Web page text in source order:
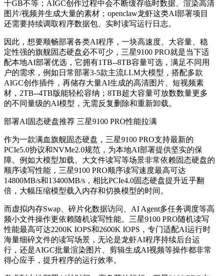
十GB不等；AIGC创作过程中会不断缓存临时数据、渲染高清
图片/视频并生成大量的素材；openclaw龙虾这类AI部署项目
还需要持续调取程序数据包、实时读写运行日志。
因此，想要顺畅部署各类AI程序，一块高速度、大容量、稳
定性强的旗舰固态硬盘必不可少，三星9100 PRO就是当下适
配本地AI部署优选，它拥有1TB--8TB容量可选，满足不同用
户的需求，例如日常部署3-5款主流LLM大模型，搭配多款
AIGC创作插件，再储存大量AI生成的高清图片、短视频素
材，2TB--4TB版能轻松容纳；8TB超大容量可放数数量更多
的不同量级的AI模型，无需反复删除和重新卸载。
部署AI固态硬盘推荐 三星9100 PRO性能拉满
作为一款满血旗舰固态硬盘，三星9100 PRO支持最新的
PCIe5.0协议和NVMe2.0规范，为本地AI部署提供坚实的保
障。例如大模型加载、大文件读写等场景非常依赖固态硬盘的
顺序读写性能，三星9100 PRO顺序读写速度最高可达
14800MB/s和13400MB/s，相比PCIe4.0固态硬盘提升近乎翻
倍，大幅压缩模型载入内存和切换模型的时间。
而虚拟内存Swap、碎片化数据访问、AI Agent多任务调度等高
频小文件操作更依赖随机读写性能。三星9100 PRO随机读写
性能最高可达2200K IOPS和2600K IOPS，专门适配AI运行时
海量细碎文件的读写场景，无论是龙虾AI程序持续后台运
行，还是AIGC批量渲染图片、剪辑生成AI视频等操作都非常
得心应手，提升程序的运行效率。